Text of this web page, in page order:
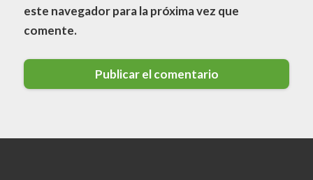
este navegador para la próxima vez que
comente.